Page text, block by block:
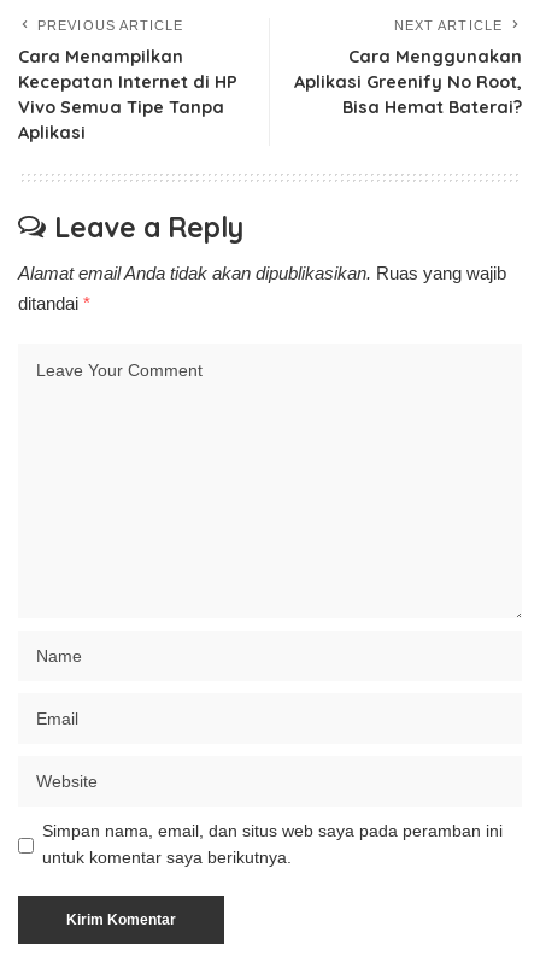
PREVIOUS ARTICLE
Cara Menampilkan
Kecepatan Internet di HP
Vivo Semua Tipe Tanpa
Aplikasi
NEXT ARTICLE
Cara Menggunakan
Aplikasi Greenify No Root,
Bisa Hemat Baterai?
Leave a Reply
Alamat email Anda tidak akan dipublikasikan. Ruas yang wajib
ditandai *
Simpan nama, email, dan situs web saya pada peramban ini
untuk komentar saya berikutnya.